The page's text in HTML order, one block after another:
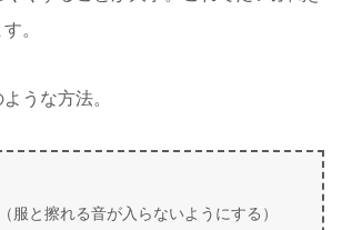
。
うな方法。
服と擦れる音が入らないようにする）